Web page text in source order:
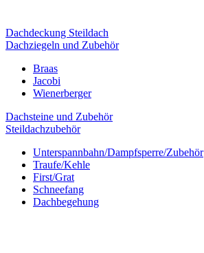
Dachdeckung Steildach
Dachziegeln und Zubehör
Braas
Jacobi
Wienerberger
Dachsteine und Zubehör
Steildachzubehör
Unterspannbahn/Dampfsperre/Zubehör
Traufe/Kehle
First/Grat
Schneefang
Dachbegehung